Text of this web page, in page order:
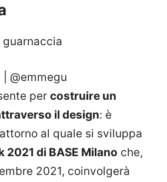
@emmegu
per costruire un
il design: è
al quale si sviluppa
2021 di BASE Milano che,
2021, coinvolgerà